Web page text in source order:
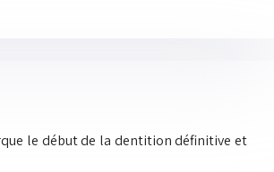
le début de la dentition définitive et